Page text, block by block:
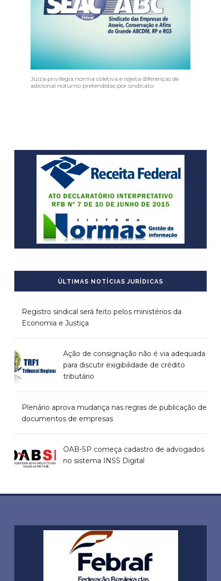
Juíza privilegia norma coletiva e rejeita diferenças de
adicional noturno pretendidas por sindicato
ÚLTIMAS NOTÍCIAS JURÍDICAS
Registro sindical será feito pelos ministérios da
Economia e Justiça
Ação de consignação não é via adequada
para discutir exigibilidade de crédito
tributário
Plenário aprova mudança nas regras de publicação de
documentos de empresas
OAB-SP começa cadastro de advogados
no sistema INSS Digital